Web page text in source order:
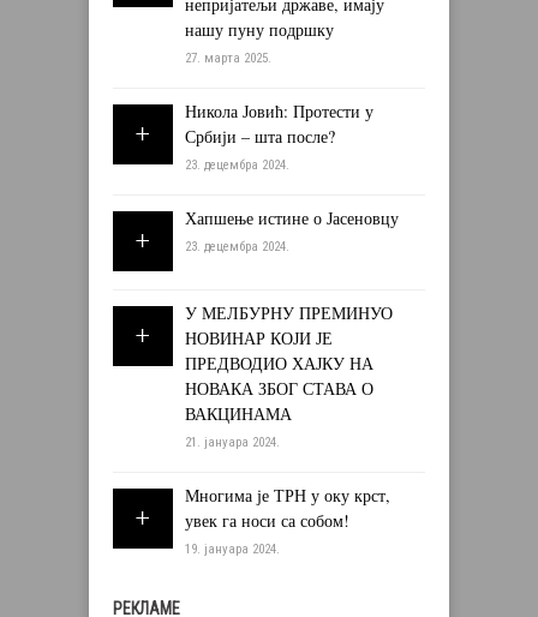
нашу пуну подршку
27. марта 2025.
Никола Јовић: Протести у
Србији – шта после?
23. децембра 2024.
Хапшење истине о Јасеновцу
23. децембра 2024.
У МЕЛБУРНУ ПРЕМИНУО
НОВИНАР КОЈИ ЈЕ
ПРЕДВОДИО ХАЈКУ НА
НОВАКА ЗБОГ СТАВА О
ВАКЦИНАМА
21. јануара 2024.
Многима је ТРН у оку крст,
увек га носи са собом!
19. јануара 2024.
РЕКЛАМЕ